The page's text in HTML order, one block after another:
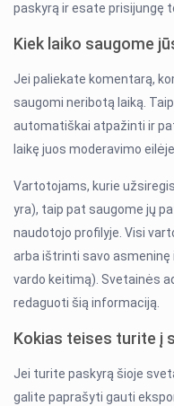
paskyrą ir esate prisijungę
Kiek laiko saugome
Jei paliekate komentarą,
saugomi neribotą laiką.
automatiškai atpažinti ir
laikę juos moderavimo eilėje.
Vartotojams, kurie
yra), taip pat saugome jų
naudotojo profilyje. Visi
arba ištrinti savo
vardo keitimą). Svetainės
redaguoti šią informaciją.
Kokias teises turite į
Jei turite paskyrą šioje
galite paprašyti gauti